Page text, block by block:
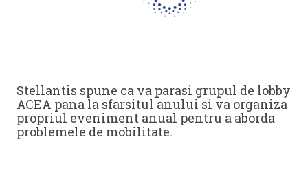
Stellantis spune ca va parasi grupul de lobby
ACEA pana la sfarsitul anului si va organiza
propriul eveniment anual pentru a aborda
problemele de mobilitate.